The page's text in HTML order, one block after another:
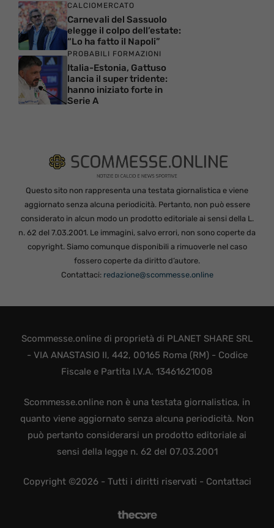
CALCIOMERCATO
Carnevali del Sassuolo
elegge il colpo dell’estate:
“Lo ha fatto il Napoli”
PROBABILI FORMAZIONI
Italia-Estonia, Gattuso
lancia il super tridente:
hanno iniziato forte in
Serie A
Questo sito non rappresenta una testata giornalistica e viene
aggiornato senza alcuna periodicità. Pertanto, non può essere
considerato in alcun modo un prodotto editoriale ai sensi della L.
n. 62 del 7.03.2001. Le immagini, salvo errori, non sono coperte da
copyright. Siamo comunque disponibili a rimuoverle nel caso
fossero coperte da diritto d’autore.
Contattaci: redazione@scommesse.online
Scommesse.online di proprietà di PLANET SHARE SRL
- VIA ANASTASIO II, 442, 00165 Roma (RM) - Codice
Fiscale e Partita I.V.A. 13461621008
Scommesse.online non è una testata giornalistica, in
quanto viene aggiornato senza alcuna periodicità. Non
può pertanto considerarsi un prodotto editoriale ai
sensi della legge n. 62 del 07.03.2001
Copyright ©2026 - Tutti i diritti riservati - Contattaci